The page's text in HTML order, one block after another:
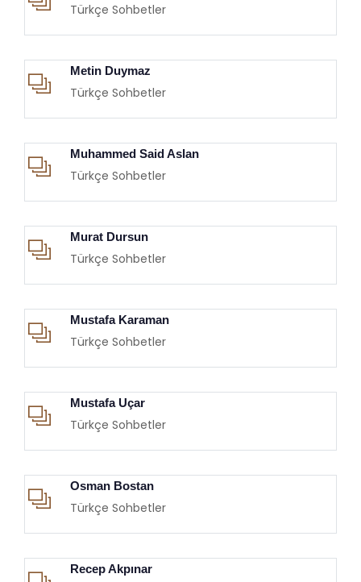
Türkçe Sohbetler
Metin Duymaz
Türkçe Sohbetler
Muhammed Said Aslan
Türkçe Sohbetler
Murat Dursun
Türkçe Sohbetler
Mustafa Karaman
Türkçe Sohbetler
Mustafa Uçar
Türkçe Sohbetler
Osman Bostan
Türkçe Sohbetler
Recep Akpınar